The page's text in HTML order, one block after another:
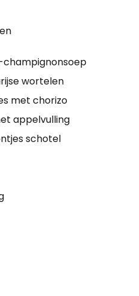
wortelen
met chorizo
appelvulling
schotel